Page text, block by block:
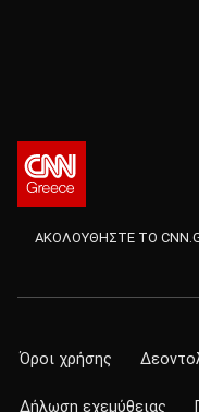
ΑΚΟΛΟΥΘΗΣΤΕ ΤΟ
Όροι χρήσης
Δήλωση εχεμύθειας